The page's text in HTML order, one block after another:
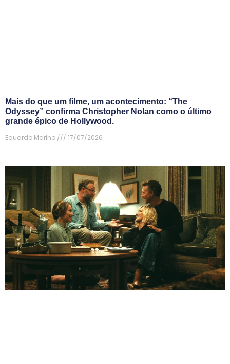
Mais do que um filme, um acontecimento: “The
Odyssey” confirma Christopher Nolan como o último
grande épico de Hollywood.
Eduardo Marino
17/07/2026